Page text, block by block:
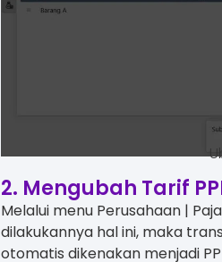
2. Mengubah Tarif
Melalui menu Perusahaan |
dilakukannya hal ini, maka
otomatis dikenakan menjadi